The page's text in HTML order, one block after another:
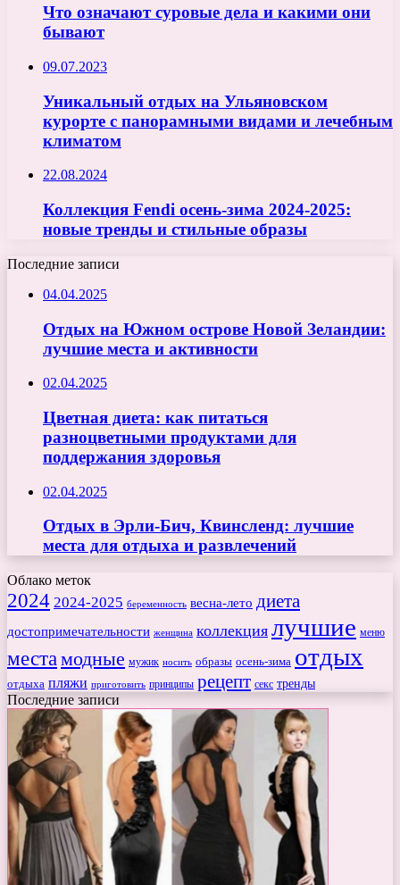
Что означают суровые дела и какими они
бывают
09.07.2023
Уникальный отдых на Ульяновском
курорте с панорамными видами и лечебным
климатом
22.08.2024
Коллекция Fendi осень-зима 2024-2025:
новые тренды и стильные образы
Последние записи
04.04.2025
Отдых на Южном острове Новой Зеландии:
лучшие места и активности
02.04.2025
Цветная диета: как питаться
разноцветными продуктами для
поддержания здоровья
02.04.2025
Отдых в Эрли-Бич, Квинсленд: лучшие
места для отдыха и развлечений
Облако меток
2024 2024-2025 беременность весна-лето диета
достопримечательности женщина коллекция лучшие меню
места модные мужик носить образы осень-зима отдых
отдыха пляжи приготовить принципы рецепт секс тренды
Последние записи